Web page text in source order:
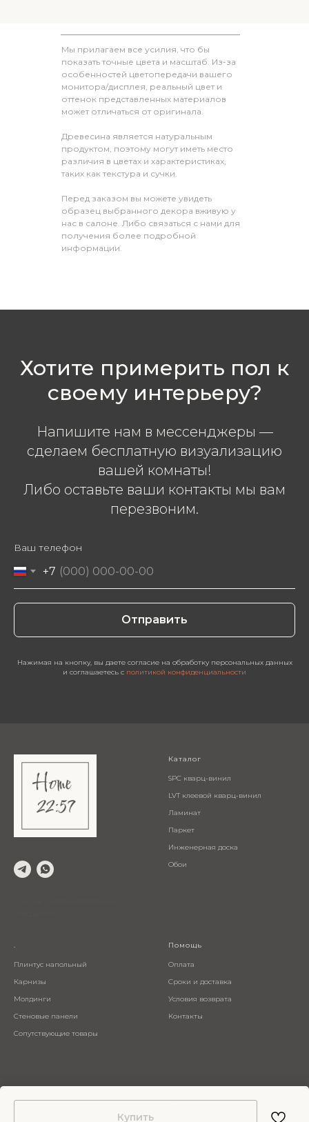
Купить
Мы прилагаем все усилия, что бы
показать точные цвета и масштаб. Из-за
особенностей цветопередачи вашего
монитора/дисплея, реальный цвет и
оттенок представленных материалов
может отличаться от оригинала.
Древесина является натуральным
продуктом, поэтому могут иметь место
различия в цветах и характеристиках,
таких как текстура и сучки.
Перед заказом вы можете увидеть
образец выбранного декора вживую у
нас в салоне. Либо связаться с нами для
получения более подробной
информации.
Хотите примерить пол к
своему интерьеру?
Напишите нам в мессенджеры —
сделаем бесплатную визуализацию
вашей комнаты!
Либо оставьте ваши контакты мы вам
перезвоним.
Ваш телефон
+7
Отправить
Нажимая на кнопку, вы даете согласие на обработку персональных данных
и соглашаетесь c политикой конфиденциальности
Каталог
SPC кварц-винил
LVT клеевой кварц-винил
Ламинат
Паркет
Инженерная доска
Обои
.
Плинтус напольный
Карнизы
Молдинги
Стеновые панели
Сопутствующие товары
Помощь
Оплата
Сроки и доставка
Условия возврата
Контакты